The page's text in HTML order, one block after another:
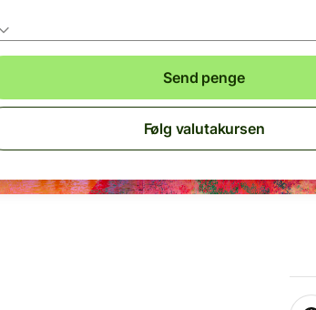
Send penge
Følg valutakursen